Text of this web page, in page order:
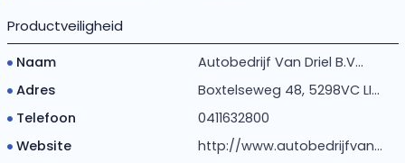
Productveiligheid
Naam
Autobedrijf Van Driel B.V...
Adres
Boxtelseweg 48, 5298VC LI...
Telefoon
0411632800
Website
http://www.autobedrijfvan...